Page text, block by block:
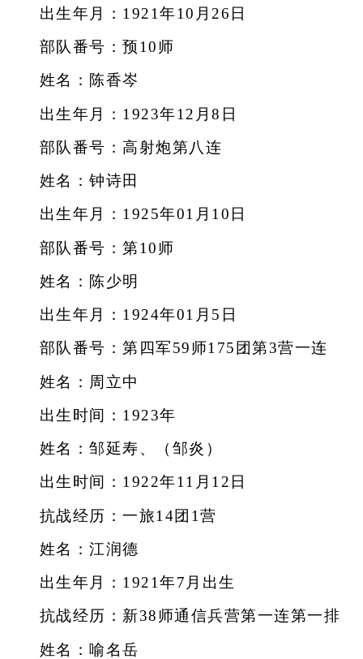
出生年月：1921年10月26日
部队番号：预10师
姓名：陈香岑
出生年月：1923年12月8日
部队番号：高射炮第八连
姓名：钟诗田
出生年月：1925年01月10日
部队番号：第10师
姓名：陈少明
出生年月：1924年01月5日
部队番号：第四军59师175团第3营一连
姓名：周立中
出生时间：1923年
姓名：邹延寿、（邹炎）
出生时间：1922年11月12日
抗战经历：一旅14团1营
姓名：江润德
出生年月：1921年7月出生
抗战经历：新38师通信兵营第一连第一排
姓名：喻名岳